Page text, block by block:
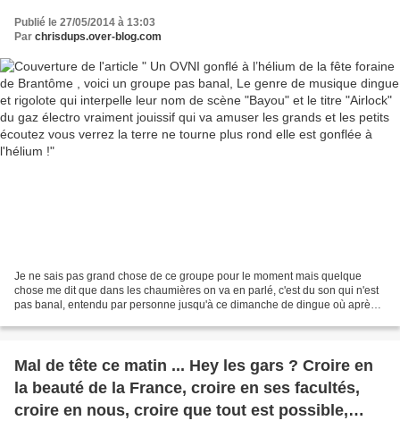
nom de scène "Bayou" et le titre "Airlock" du
gaz électro vraiment jouissif qui va amuser les
ne tourne plus rond elle est gonflée à l'hélium !
Publié le 27/05/2014 à 13:03
Par chrisdups.over-blog.com
Je ne sais pas grand chose de ce groupe pour le moment mais quelque
chose me dit que dans les chaumières on va en parlé, c'est du son qui n'est
pas banal, entendu par personne jusqu'à ce dimanche de dingue où après
Mal de tête ce matin ... Hey les gars ? Croire en
la beauté de la France, croire en ses facultés,
croire en nous, croire que tout est possible,